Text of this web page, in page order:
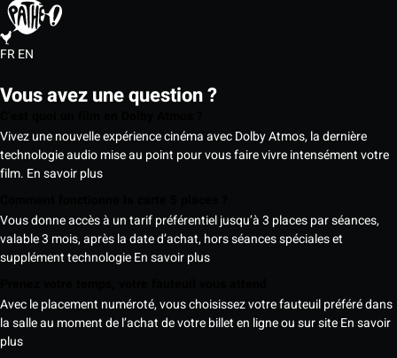
FREN
Vous avez une question ?
Vivez une nouvelle expérience cinéma avec Dolby Atmos, la dernière
technologie audio mise au point pour vous faire vivre intensément votre
film. En savoir plus
Vous donne accès à un tarif préférentiel jusqu’à 3 places par séances,
valable 3 mois, après la date d’achat, hors séances spéciales et
supplément technologieEn savoir plus
Avec le placement numéroté, vous choisissez votre fauteuil préféré dans
la salle au moment de l’achat de votre billet en ligne ou sur siteEn savoir
plus